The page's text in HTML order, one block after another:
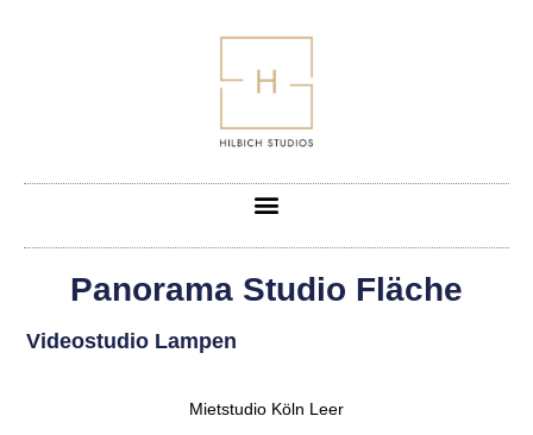
Panorama Studio Fläche
Videostudio Lampen
Mietstudio Köln Leer